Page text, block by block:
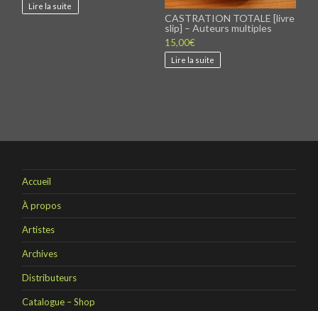
Lire la suite
CASTRATION TOTALE [livre
slip] – Auteurs multiples
15,00€
Lire la suite
Accueil
À propos
Artistes
Archives
Distributeurs
Catalogue – Shop